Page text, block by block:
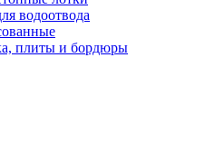
водоотвода
плиты и бордюры